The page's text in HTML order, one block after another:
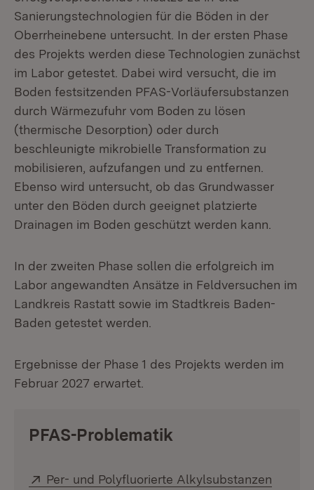
Sanierungstechnologien für die Böden in der
Oberrheinebene untersucht. In der ersten Phase
des Projekts werden diese Technologien zunächst
im Labor getestet. Dabei wird versucht, die im
Boden festsitzenden PFAS-Vorläufersubstanzen
durch Wärmezufuhr vom Boden zu lösen
(thermische Desorption) oder durch
beschleunigte mikrobielle Transformation zu
mobilisieren, aufzufangen und zu entfernen.
Ebenso wird untersucht, ob das Grundwasser
unter den Böden durch geeignet platzierte
Drainagen im Boden geschützt werden kann.
In der zweiten Phase sollen die erfolgreich im
Labor angewandten Ansätze in Feldversuchen im
Landkreis Rastatt sowie im Stadtkreis Baden-
Baden getestet werden.
Ergebnisse der Phase 1 des Projekts werden im
Februar 2027 erwartet.
PFAS-Problematik
Extern:
Per- und Polyfluorierte Alkylsubstanzen